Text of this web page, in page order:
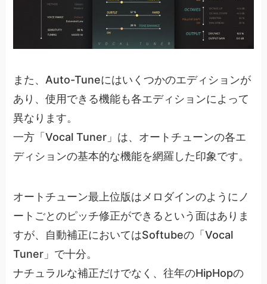
また、Auto-Tuneにはいくつかのエディションが
あり、使用できる機能も各エディションによって
異なります。
一方「Vocal Tuner」は、オートチューンの各エ
ディションの基本的な機能を網羅した印象です。
オートチューン最上位版はメロダインのようにノ
ートごとのピッチ修正ができるという面はありま
すが、自動補正においてはSoftubeの「Vocal
Tuner」で十分。
ナチュラルな補正だけでなく、往年のHipHopの